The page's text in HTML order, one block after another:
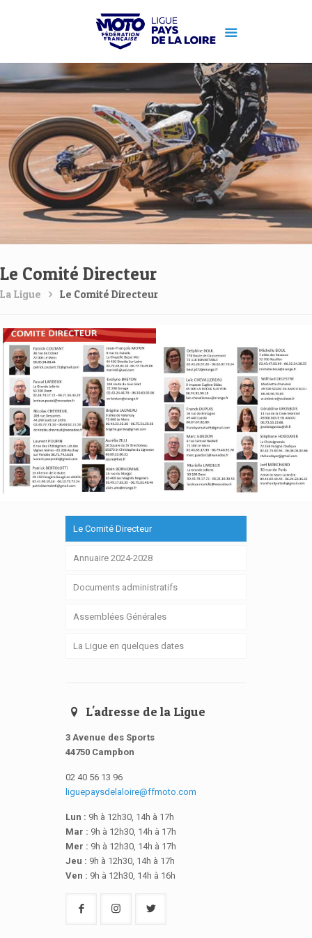
Le Comité Directeur
La Ligue Le Comité Directeur
Le Comité Directeur
Annuaire 2024-2028
Documents administratifs
Assemblées Générales
La Ligue en quelques dates
L'adresse de la Ligue
3 Avenue des Sports
44750 Campbon
02 40 56 13 96
liguepaysdelaloire@ffmoto.com
Lun : 9h à 12h30, 14h à 17h
Mar : 9h à 12h30, 14h à 17h
Mer : 9h à 12h30, 14h à 17h
Jeu : 9h à 12h30, 14h à 17h
Ven : 9h à 12h30, 14h à 16h